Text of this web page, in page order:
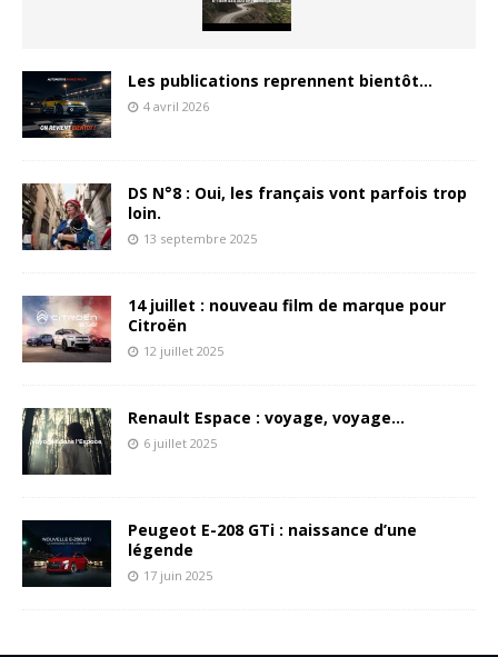
Les publications reprennent bientôt…
4 avril 2026
DS N°8 : Oui, les français vont parfois trop
loin.
13 septembre 2025
14 juillet : nouveau film de marque pour
Citroën
12 juillet 2025
Renault Espace : voyage, voyage…
6 juillet 2025
Peugeot E-208 GTi : naissance d’une
légende
17 juin 2025